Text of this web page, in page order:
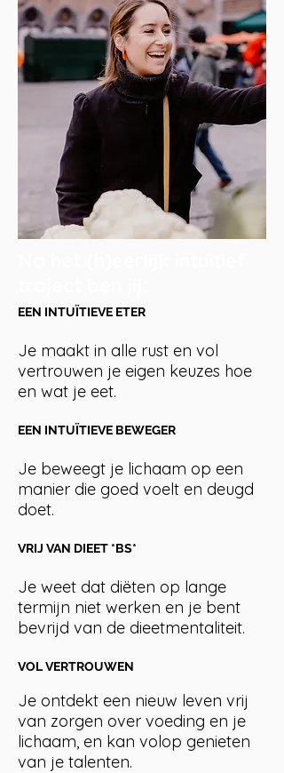
EEN INTUÏTIEVE ETER
Je maakt in alle rust en vol
vertrouwen je eigen keuzes hoe
en wat je eet.
EEN INTUÏTIEVE BEWEGER
Je beweegt je lichaam op een
manier die goed voelt en deugd
doet.
VRIJ VAN DIEET *BS*
Je weet dat diëten op lange
termijn niet werken en je bent
bevrijd van de dieetmentaliteit.
VOL VERTROUWEN
Je ontdekt een nieuw leven vrij
van zorgen over voeding en je
lichaam, en kan volop genieten
van je talenten.